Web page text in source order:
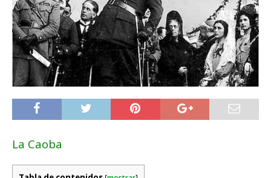
La Caoba